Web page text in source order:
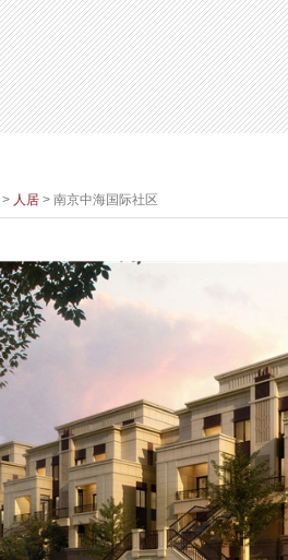
> 人居 > 南京中海国际社区